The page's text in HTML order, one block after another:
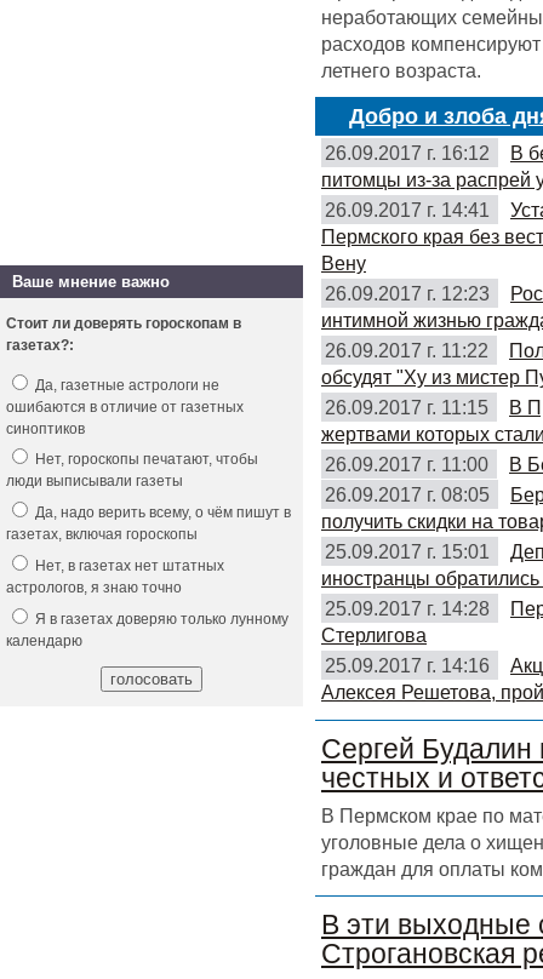
неработающих
расходов
летнего возраста.
Добро и злоба
26.09.2017 г. 16:12
В
питомцы из-за распрей
26.09.2017 г. 14:41
Пермского края без
Вену
26.09.2017 г. 12:23
интимной жизнью
26.09.2017 г. 11:22
обсудят "Ху из мистер
26.09.2017 г. 11:15
В
жертвами которых
26.09.2017 г. 11:00
В
26.09.2017 г. 08:05
получить скидки на
25.09.2017 г. 15:01
иностранцы обратились
25.09.2017 г. 14:28
Стерлигова
25.09.2017 г. 14:16
Алексея Решетова,
Сергей Будалин
честных и
В Пермском крае по
уголовные дела о
граждан для оплаты
В эти выходные
Строгановская
Ваше мнение важно
Стоит ли доверять гороскопам в
газетах?:
Да, газетные астрологи не
ошибаются в отличие от газетных
синоптиков
Нет, гороскопы печатают, чтобы
люди выписывали газеты
Да, надо верить всему, о чём пишут в
газетах, включая гороскопы
Нет, в газетах нет штатных
астрологов, я знаю точно
Я в газетах доверяю только лунному
календарю